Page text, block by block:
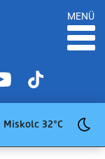
MENÜ
Miskolc 32°C